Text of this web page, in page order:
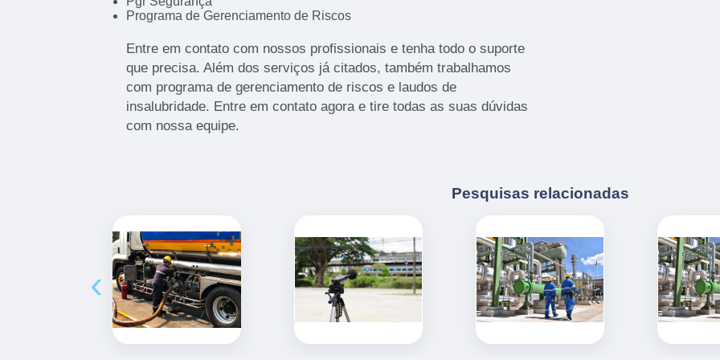
Programa de Gerenciamento de Riscos
Entre em contato com nossos profissionais e tenha todo o suporte
que precisa. Além dos serviços já citados, também trabalhamos
com programa de gerenciamento de riscos e laudos de
insalubridade. Entre em contato agora e tire todas as suas dúvidas
com nossa equipe.
Pesquisas relacionadas
‹